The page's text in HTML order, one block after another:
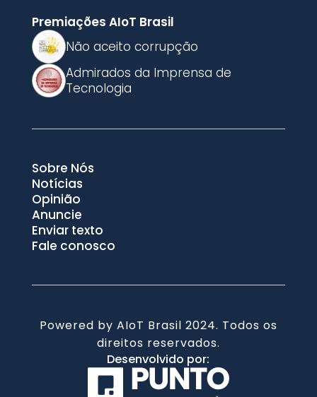
Premiações AIoT Brasil
Não aceito corrupção
Admirados da Imprensa de
Tecnologia
Sobre Nós
Notícias
Opinião
Anuncie
Enviar texto
Fale conosco
Powered by AIoT Brasil 2024. Todos os
direitos reservados.
Desenvolvido por: